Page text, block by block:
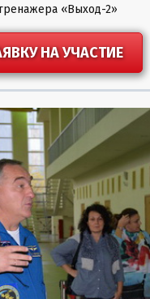
«Выход-2»
НА УЧАСТИЕ